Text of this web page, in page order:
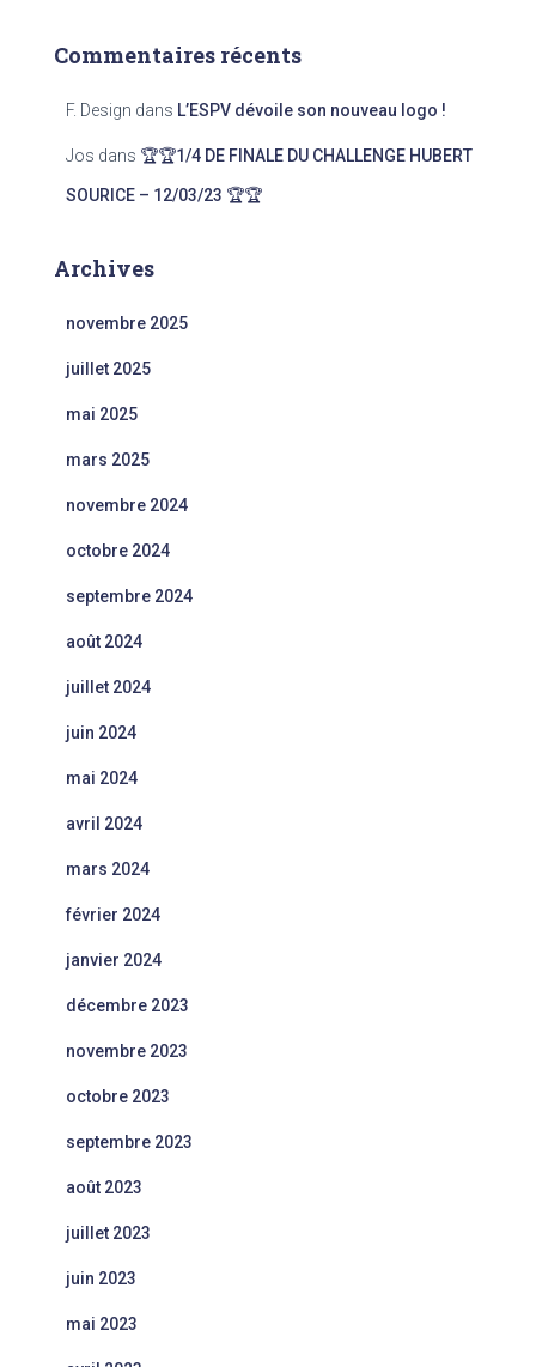
Commentaires récents
F. Design dans L’ESPV dévoile son nouveau logo !
Jos dans 🏆🏆1/4 DE FINALE DU CHALLENGE HUBERT
SOURICE – 12/03/23 🏆🏆
Archives
novembre 2025
juillet 2025
mai 2025
mars 2025
novembre 2024
octobre 2024
septembre 2024
août 2024
juillet 2024
juin 2024
mai 2024
avril 2024
mars 2024
février 2024
janvier 2024
décembre 2023
novembre 2023
octobre 2023
septembre 2023
août 2023
juillet 2023
juin 2023
mai 2023